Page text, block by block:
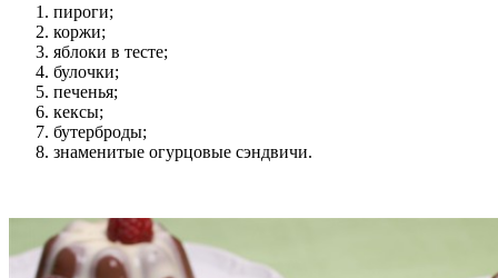
пироги;
коржи;
яблоки в тесте;
булочки;
печенья;
кексы;
бутерброды;
знаменитые огурцовые сэндвичи.